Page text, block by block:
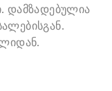
დამზადებულია